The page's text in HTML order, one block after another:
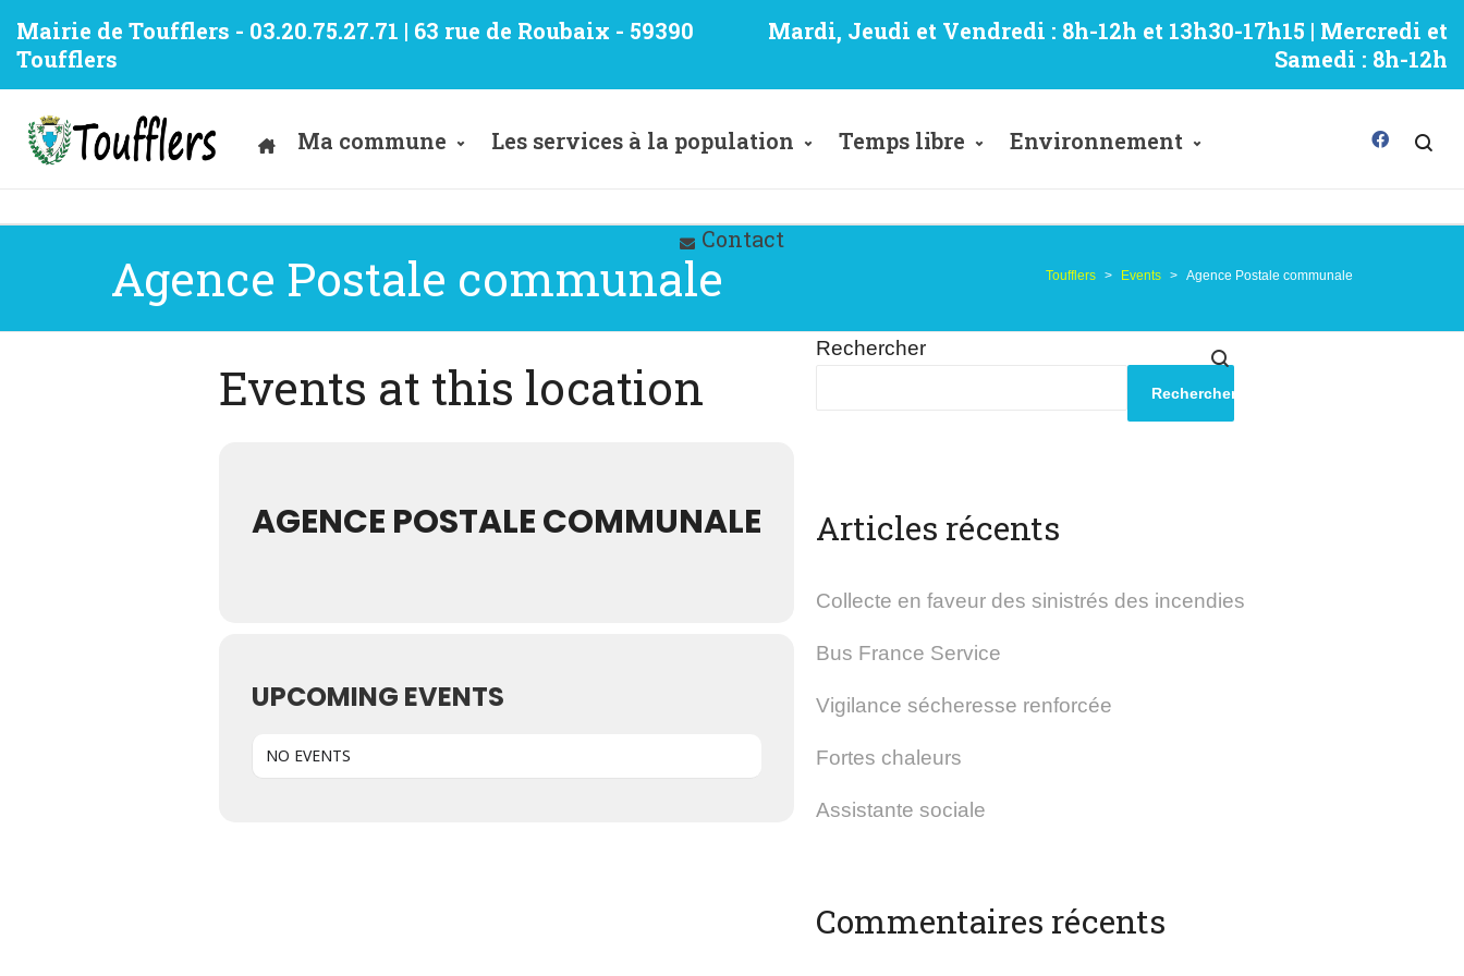
Mairie de Toufflers - 03.20.75.27.71 | 63 rue de Roubaix - 59390
Toufflers
Mardi, Jeudi et Vendredi : 8h-12h et 13h30-17h15 | Mercredi et
Samedi : 8h-12h
Ma commune Les services à la population Temps libre Environnement
Contact
Agence Postale communale Toufflers > Events > Agence Postale communale
Events at this location
AGENCE POSTALE COMMUNALE
UPCOMING EVENTS
NO EVENTS
Rechercher
Rechercher
Articles récents
Collecte en faveur des sinistrés des incendies
Bus France Service
Vigilance sécheresse renforcée
Fortes chaleurs
Assistante sociale
Commentaires récents